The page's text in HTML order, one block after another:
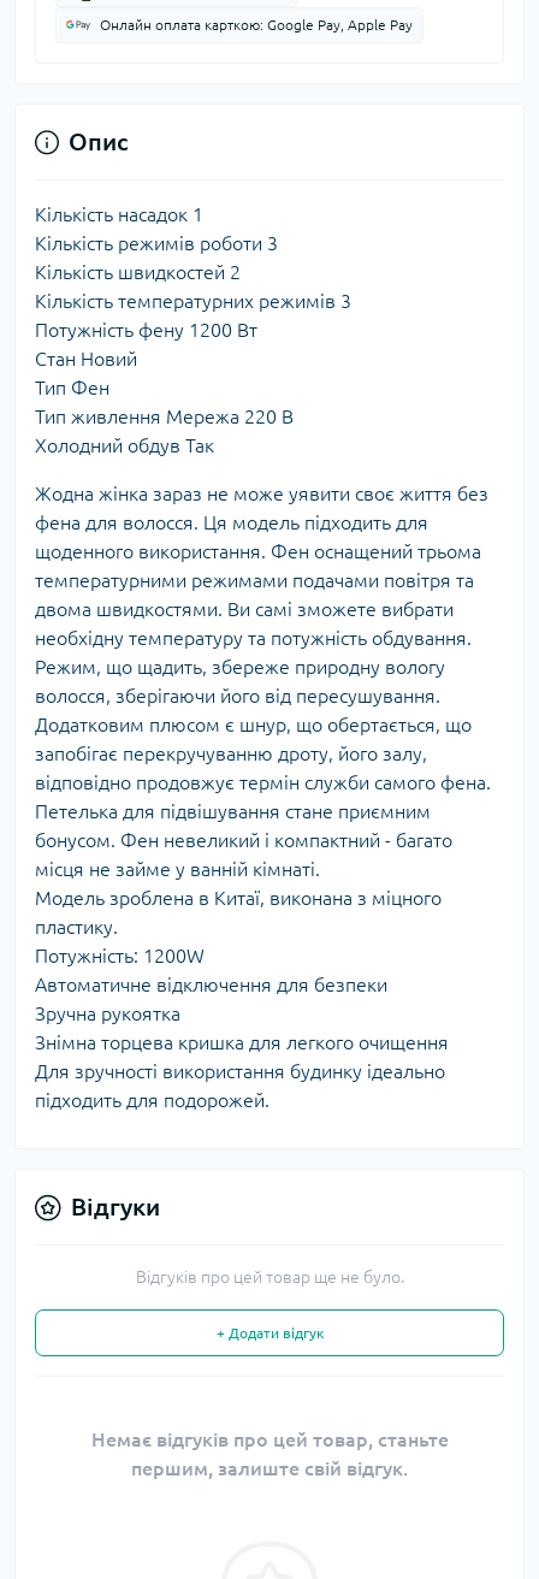
Онлайн оплата карткою: Google Pay, Apple Pay
Опис
Кількість насадок 1
Кількість режимів роботи 3
Кількість швидкостей 2
Кількість температурних режимів 3
Потужність фену 1200 Вт
Стан Новий
Тип Фен
Тип живлення Мережа 220 В
Холодний обдув Так
Жодна жінка зараз не може уявити своє життя без
фена для волосся. Ця модель підходить для
щоденного використання. Фен оснащений трьома
температурними режимами подачами повітря та
двома швидкостями. Ви самі зможете вибрати
необхідну температуру та потужність обдування.
Режим, що щадить, збереже природну вологу
волосся, зберігаючи його від пересушування.
Додатковим плюсом є шнур, що обертається, що
запобігає перекручуванню дроту, його залу,
відповідно продовжує термін служби самого фена.
Петелька для підвішування стане приємним
бонусом. Фен невеликий і компактний - багато
місця не займе у ванній кімнаті.
Модель зроблена в Китаї, виконана з міцного
пластику.
Потужність: 1200W
Автоматичне відключення для безпеки
Зручна рукоятка
Знімна торцева кришка для легкого очищення
Для зручності використання будинку ідеально
підходить для подорожей.
Відгуки
Відгуків про цей товар ще не було.
+ Додати відгук
Немає відгуків про цей товар, станьте
першим, залиште свій відгук.